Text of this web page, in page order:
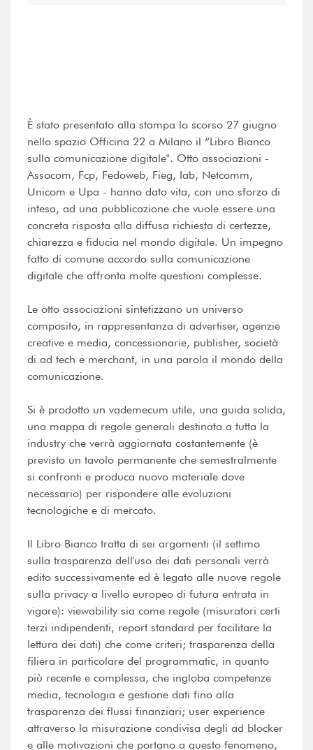
È stato presentato alla stampa lo scorso 27 giugno
nello spazio Officina 22 a Milano il “Libro Bianco
sulla comunicazione digitale". Otto associazioni -
Assocom, Fcp, Fedoweb, Fieg, Iab, Netcomm,
Unicom e Upa - hanno dato vita, con uno sforzo di
intesa, ad una pubblicazione che vuole essere una
concreta risposta alla diffusa richiesta di certezze,
chiarezza e fiducia nel mondo digitale. Un impegno
fatto di comune accordo sulla comunicazione
digitale che affronta molte questioni complesse.
Le otto associazioni sintetizzano un universo
composito, in rappresentanza di advertiser, agenzie
creative e media, concessionarie, publisher, società
di ad tech e merchant, in una parola il mondo della
comunicazione.
Si è prodotto un vademecum utile, una guida solida,
una mappa di regole generali destinata a tutta la
industry che verrà aggiornata costantemente (è
previsto un tavolo permanente che semestralmente
si confronti e produca nuovo materiale dove
necessario) per rispondere alle evoluzioni
tecnologiche e di mercato.
Il Libro Bianco tratta di sei argomenti (il settimo
sulla trasparenza dell'uso dei dati personali verrà
edito successivamente ed è legato alle nuove regole
sulla privacy a livello europeo di futura entrata in
vigore): viewability sia come regole (misuratori certi
terzi indipendenti, report standard per facilitare la
lettura dei dati) che come criteri; trasparenza della
filiera in particolare del programmatic, in quanto
più recente e complessa, che ingloba competenze
media, tecnologia e gestione dati fino alla
trasparenza dei flussi finanziari; user experience
attraverso la misurazione condivisa degli ad blocker
e alle motivazioni che portano a questo fenomeno,